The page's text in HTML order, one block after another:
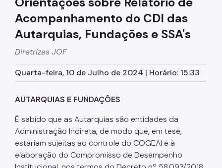
Cadastro de Contribuintes Mobiliários (CCM)
Cadastro de Prestadores de Outros Municípios
(CPOM)
Cadastro Informativo Municipal (CADIN)
Certidões (Emissão)
Consulta Empenhos e Pagamentos
Contribuição de Melhoria
COSIP
DEC
Acompanhamento do CDI das
Autarquias, Fundações e SSA's
Diretrizes JOF
Quarta-feira, 10 de Julho de 2024 | Horário: 15:33
AUTARQUIAS E FUNDAÇÕES
É sabido que as Autarquias são entidades da
Administração Indireta, de modo que, em tese,
estariam sujeitas ao controle do COGEAI e à
elaboração do Compromisso de Desempenho